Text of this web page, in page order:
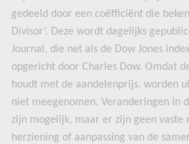
gedeeld door een coëfficiënt die
Divisor’. Deze wordt dagelijks
Journal, die net als de Dow Jones
opgericht door Charles Dow. Omdat
houdt met de aandelenprijs, worden
niet meegenomen. Veranderingen in
zijn mogelijk, maar er zijn geen vaste
herziening of aanpassing van de